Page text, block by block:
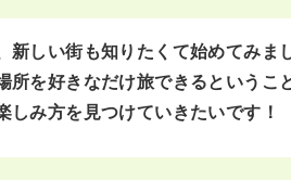
しい街も知りたくて始めてみま
を好きなだけ旅できるというこ
み方を見つけていきたいです！